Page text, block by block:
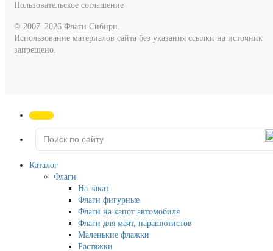
© 2007–2026 Флаги Сибири.
Использование материалов сайта без указания ссылки на источник
запрещено.
Пользовательское соглашение
Каталог
Флаги
На заказ
Флаги фигурные
Флаги на капот автомобиля
Флаги для мачт, парашютистов
Маленькие флажки
Растяжки